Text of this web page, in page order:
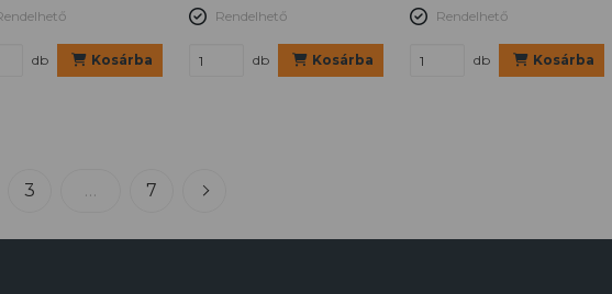
db Kosárba
Rendelhető
db Kosárba
Rendelhető
db Kosárba
3 … 7